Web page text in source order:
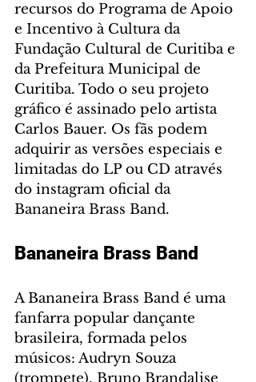
recursos do Programa de Apoio
e Incentivo à Cultura da
Fundação Cultural de Curitiba e
da Prefeitura Municipal de
Curitiba. Todo o seu projeto
gráfico é assinado pelo artista
Carlos Bauer. Os fãs podem
adquirir as versões especiais e
limitadas do LP ou CD através
do instagram oficial da
Bananeira Brass Band.
Bananeira Brass Band
A Bananeira Brass Band é uma
fanfarra popular dançante
brasileira, formada pelos
músicos: Audryn Souza
(trompete), Bruno Brandalise